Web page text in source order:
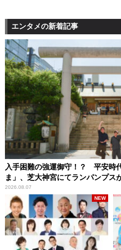
エンタメの新着記事
入手困難の強運御守！？ 平安時
ま」、芝大神宮にてランパンプス
2026.08.07
NEW